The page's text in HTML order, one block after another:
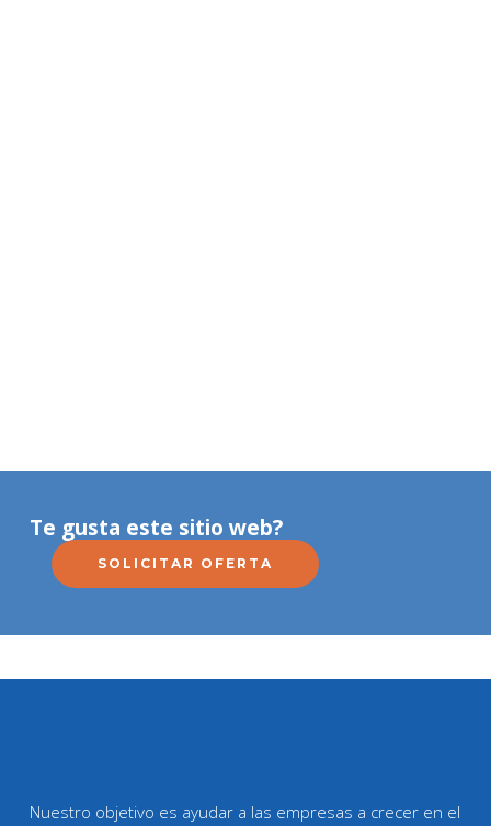
Te gusta este sitio web?
SOLICITAR OFERTA
Nuestro objetivo es ayudar a las empresas a crecer en el